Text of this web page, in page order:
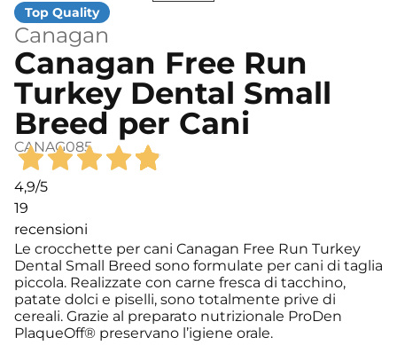
Canagan
Canagan Free Run
Turkey Dental Small
Breed per Cani
CANAG085
4,9/5
19
recensioni
Le crocchette per cani Canagan Free Run Turkey
Dental Small Breed sono formulate per cani di taglia
piccola. Realizzate con carne fresca di tacchino,
patate dolci e piselli, sono totalmente prive di
cereali. Grazie al preparato nutrizionale ProDen
PlaqueOff® preservano l’igiene orale.